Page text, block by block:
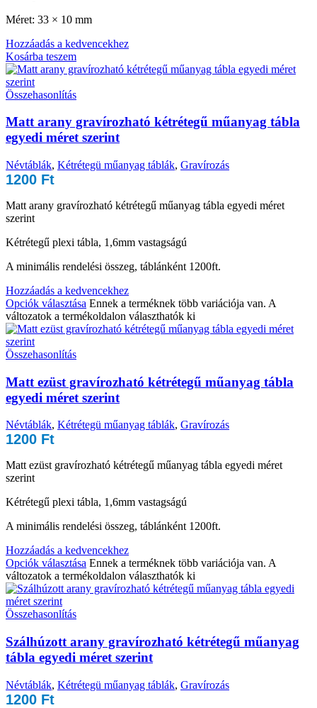
Méret: 33 × 10 mm
Hozzáadás a kedvencekhez
Kosárba teszem
Összehasonlítás
Matt arany gravírozható kétrétegű műanyag tábla
egyedi méret szerint
Névtáblák, Kétrétegü műanyag táblák, Gravírozás
1200 Ft
Matt arany gravírozható kétrétegű műanyag tábla egyedi méret
szerint
Kétrétegű plexi tábla, 1,6mm vastagságú
A minimális rendelési összeg, táblánként 1200ft.
Hozzáadás a kedvencekhez
Opciók választása Ennek a terméknek több variációja van. A
változatok a termékoldalon választhatók ki
Összehasonlítás
Matt ezüst gravírozható kétrétegű műanyag tábla
egyedi méret szerint
Névtáblák, Kétrétegü műanyag táblák, Gravírozás
1200 Ft
Matt ezüst gravírozható kétrétegű műanyag tábla egyedi méret
szerint
Kétrétegű plexi tábla, 1,6mm vastagságú
A minimális rendelési összeg, táblánként 1200ft.
Hozzáadás a kedvencekhez
Opciók választása Ennek a terméknek több variációja van. A
változatok a termékoldalon választhatók ki
Összehasonlítás
Szálhúzott arany gravírozható kétrétegű műanyag
tábla egyedi méret szerint
Névtáblák, Kétrétegü műanyag táblák, Gravírozás
1200 Ft